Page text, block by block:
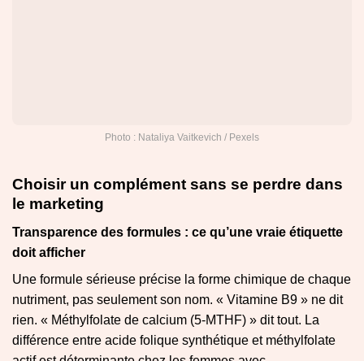
Photo : Nataliya Vaitkevich / Pexels
Choisir un complément sans se perdre dans
le marketing
Transparence des formules : ce qu’une vraie étiquette
doit afficher
Une formule sérieuse précise la forme chimique de chaque
nutriment, pas seulement son nom. « Vitamine B9 » ne dit
rien. « Méthylfolate de calcium (5-MTHF) » dit tout. La
différence entre acide folique synthétique et méthylfolate